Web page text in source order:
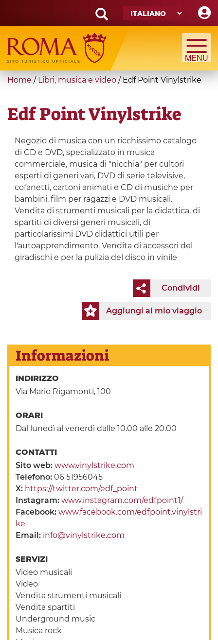
main
content
Search
form
Cerca
You
here
Home / Libri, musica e video / Edf Point Vinylstrike
Edf Point Vinylstrike
Negozio di musica con un ricchissimo catalogo
di CD e DVD, specializzato in musica
commerciale, musica di "nicchia" per cultori
esperti di generi vari, DVD di serie televisive,
cofanetti, cartoni animati e CD di musiche per
bambini, film per ragazzi e DVD musicali.
Vendita di strumenti musicali per la didattica, di
spartiti di diversi generi musicali, di
particolarissimi DVD didattici utili per
l'autoapprendimento. Vendita di accessori del
giradischi e per la pulizia del disco in vinile
Condividi
Aggiungi al mio viaggio
Informazioni
INDIRIZZO
Via Mario Rigamonti, 100
ORARI
Dal lunedì al venerdì dalle 10.00 alle 20.00
CONTATTI
Sito web:www.vinylstrike.com
Telefono:06 51956045
X: https://twitter.com/edf_point
Instagram:www.instagram.com/edfpoint1/
Facebook:www.facebook.com/edfpoint.vinylstri
ke
Email: info@vinylstrike.com
SERVIZI
Video musicali
Video
Vendita strumenti musicali
Vendita spartiti
Underground music
Musica rock